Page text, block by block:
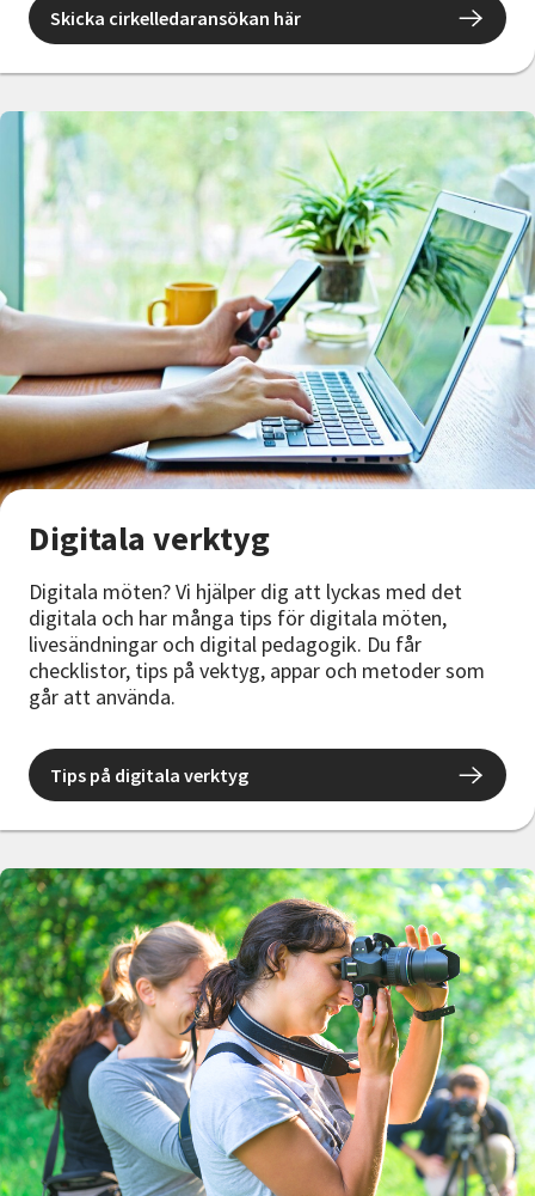
Skicka cirkelledaransökan här
Digitala verktyg
Digitala möten? Vi hjälper dig att lyckas med det
digitala och har många tips för digitala möten,
livesändningar och digital pedagogik. Du får
checklistor, tips på vektyg, appar och metoder som
går att använda.
Tips på digitala verktyg